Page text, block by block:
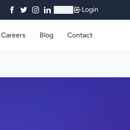
Login
Careers Blog Contact